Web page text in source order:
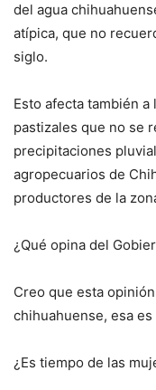
del agua
atípica, que no
siglo.
Esto afecta también
pastizales que no se
precipitaciones
agropecuarios de
productores de la
¿Qué opina del
Creo que esta
chihuahuense, esa
¿Es tiempo de las